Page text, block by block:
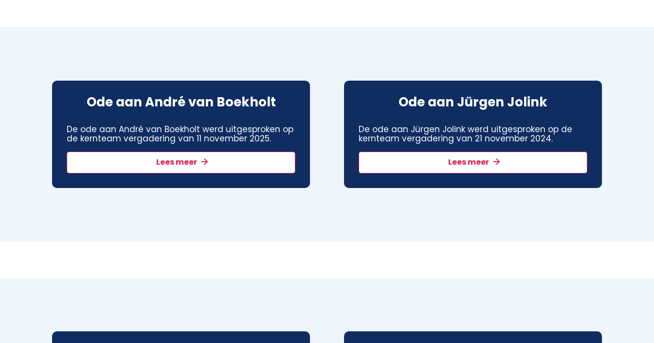
Ode aan André van Boekholt
De ode aan André van Boekholt werd uitgesproken op
de kernteam vergadering van 11 november 2025.
Lees meer
Ode aan Jürgen Jolink
De ode aan Jürgen Jolink werd uitgesproken op de
kernteam vergadering van 21 november 2024.
Lees meer